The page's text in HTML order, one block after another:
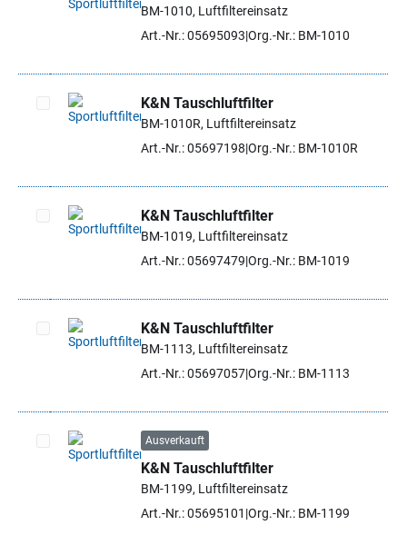
Artikel auswählen
BM-1010, Luftfiltereinsatz
Art.-Nr.: 05695093 Org.-Nr.: BM-1010
Artikel auswählen
K&N Tauschluftfilter
BM-1010R, Luftfiltereinsatz
Art.-Nr.: 05697198 Org.-Nr.: BM-1010R
Artikel auswählen
K&N Tauschluftfilter
BM-1019, Luftfiltereinsatz
Art.-Nr.: 05697479 Org.-Nr.: BM-1019
Artikel auswählen
K&N Tauschluftfilter
BM-1113, Luftfiltereinsatz
Art.-Nr.: 05697057Org.-Nr.: BM-1113
Artikel auswählen
Ausverkauft
K&N Tauschluftfilter
BM-1199, Luftfiltereinsatz
Art.-Nr.: 05695101 Org.-Nr.: BM-1199